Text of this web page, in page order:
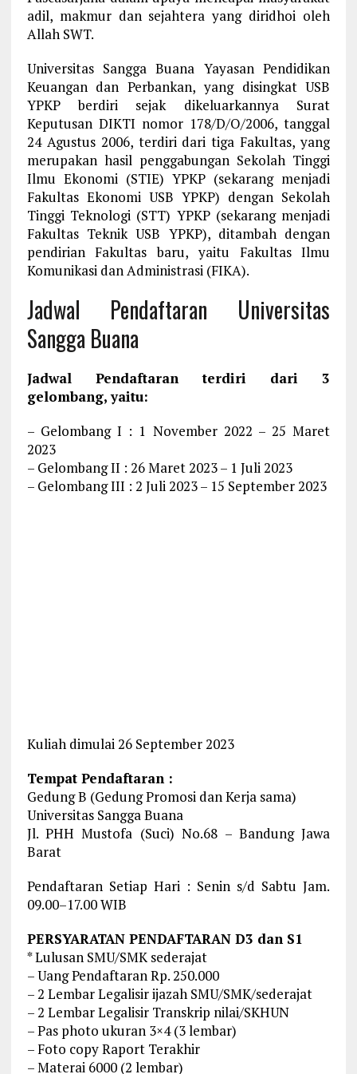
adil, makmur dan sejahtera yang diridhoi oleh
Allah SWT.
Universitas Sangga Buana Yayasan Pendidikan
Keuangan dan Perbankan, yang disingkat USB
YPKP berdiri sejak dikeluarkannya Surat
Keputusan DIKTI nomor 178/D/O/2006, tanggal
24 Agustus 2006, terdiri dari tiga Fakultas, yang
merupakan hasil penggabungan Sekolah Tinggi
Ilmu Ekonomi (STIE) YPKP (sekarang menjadi
Fakultas Ekonomi USB YPKP) dengan Sekolah
Tinggi Teknologi (STT) YPKP (sekarang menjadi
Fakultas Teknik USB YPKP), ditambah dengan
pendirian Fakultas baru, yaitu Fakultas Ilmu
Komunikasi dan Administrasi (FIKA).
Jadwal Pendaftaran Universitas
Sangga Buana
Jadwal Pendaftaran terdiri dari 3
gelombang, yaitu:
– Gelombang I : 1 November 2022 – 25 Maret
2023
– Gelombang II : 26 Maret 2023 – 1 Juli 2023
– Gelombang III : 2 Juli 2023 – 15 September 2023
Kuliah dimulai 26 September 2023
Tempat Pendaftaran :
Gedung B (Gedung Promosi dan Kerja sama)
Universitas Sangga Buana
Jl. PHH Mustofa (Suci) No.68 – Bandung Jawa
Barat
Pendaftaran Setiap Hari : Senin s/d Sabtu Jam.
09.00–17.00 WIB
PERSYARATAN PENDAFTARAN D3 dan S1
* Lulusan SMU/SMK sederajat
– Uang Pendaftaran Rp. 250.000
– 2 Lembar Legalisir ijazah SMU/SMK/sederajat
– 2 Lembar Legalisir Transkrip nilai/SKHUN
– Pas photo ukuran 3×4 (3 lembar)
– Foto copy Raport Terakhir
– Materai 6000 (2 lembar)